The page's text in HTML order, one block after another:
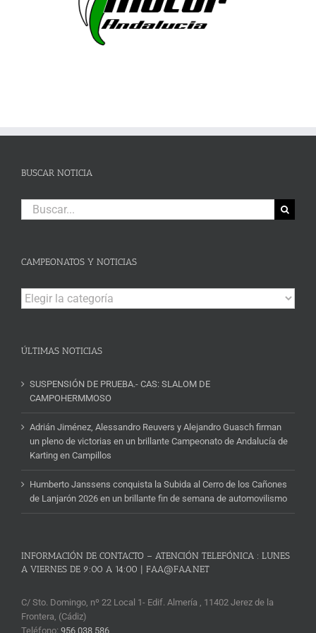
BUSCAR NOTICIA
Buscar:
CAMPEONATOS Y NOTICIAS
Campeonatos
y
ÚLTIMAS NOTICIAS
SUSPENSIÓN DE PRUEBA.- CAS: SLALOM DE
CAMPOHERMMOSO
Adrián Jiménez, Alessandro Reuvers y Alejandro Guasch firman
un pleno de victorias en un brillante Campeonato de Andalucía de
Karting en Campillos
Humberto Janssens conquista la Subida al Cerro de los Cañones
de Lanjarón 2026 en un brillante fin de semana de automovilismo
INFORMACIÓN DE CONTACTO – ATENCIÓN TELEFÓNICA : LUNES
A VIERNES DE 9:00 A 14:00 | FAA@FAA.NET
C/ Sto. Domingo, nº 22 Local 1- Edif. Almería , 11402 Jerez de la
Frontera, (Cádiz)
Teléfono: 956 038 586